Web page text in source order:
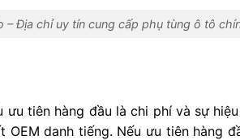
– Địa chỉ uy tín cung cấp phụ tùng ô tô
ưu tiên hàng đầu là chi phí và sự
OEM danh tiếng. Nếu ưu tiên hàng